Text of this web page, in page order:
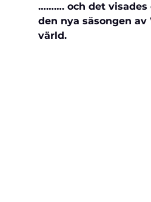
………. och det
den nya säsongen av
värld.